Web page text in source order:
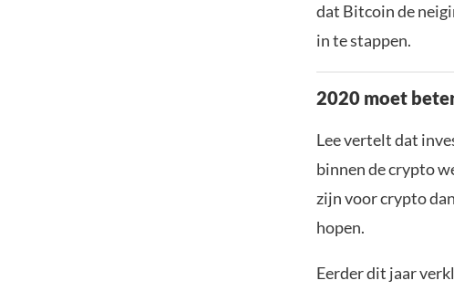
dat Bitcoin de
in te stappen.
2020 moet
Lee vertelt dat
binnen de crypto
zijn voor crypto
hopen.
Eerder dit jaar